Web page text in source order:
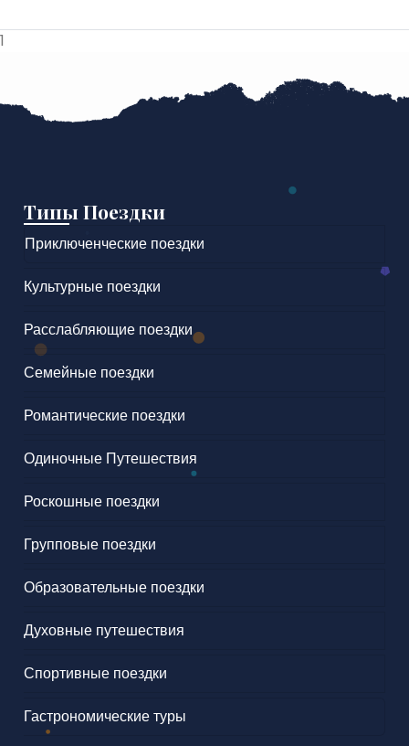
1
Типы Поездки
Приключенческие поездки
Культурные поездки
Расслабляющие поездки
Семейные поездки
Романтические поездки
Одиночные Путешествия
Роскошные поездки
Групповые поездки
Образовательные поездки
Духовные путешествия
Спортивные поездки
Гастрономические туры